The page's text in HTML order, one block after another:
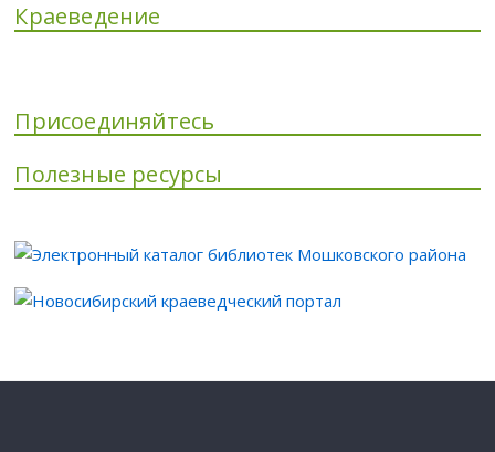
Краеведение
Присоединяйтесь
Полезные ресурсы